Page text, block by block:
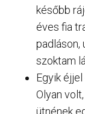
később
éves fia
padláson,
szoktam
Egyik
Olyan
ütnének